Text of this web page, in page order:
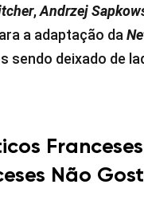
,Andrzej
a adaptação da
sendo deixado de
Não